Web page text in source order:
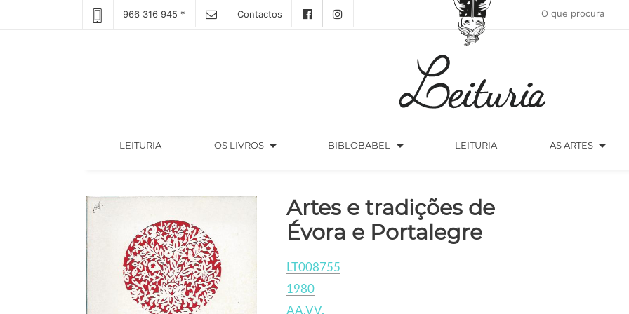
966 316 945 * Contactos
LEITURIA(CURRENT) OS LIVROS arrow_drop_down BIBLOBABEL arrow_drop_down LEITURIA AS ARTES arrow_drop_down
Artes e tradições de
Évora e Portalegre
LT008755
1980
AA.VV.